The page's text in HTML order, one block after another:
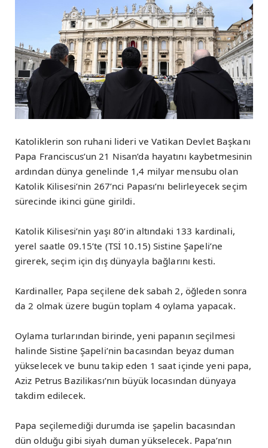
Katoliklerin son ruhani lideri ve Vatikan Devlet Başkanı
Papa Franciscus’un 21 Nisan’da hayatını kaybetmesinin
ardından dünya genelinde 1,4 milyar mensubu olan
Katolik Kilisesi’nin 267’nci Papası’nı belirleyecek seçim
sürecinde ikinci güne girildi.
Katolik Kilisesi’nin yaşı 80’in altındaki 133 kardinali,
yerel saatle 09.15’te (TSİ 10.15) Sistine Şapeli’ne
girerek, seçim için dış dünyayla bağlarını kesti.
Kardinaller, Papa seçilene dek sabah 2, öğleden sonra
da 2 olmak üzere bugün toplam 4 oylama yapacak.
Oylama turlarından birinde, yeni papanın seçilmesi
halinde Sistine Şapeli’nin bacasından beyaz duman
yükselecek ve bunu takip eden 1 saat içinde yeni papa,
Aziz Petrus Bazilikası’nın büyük locasından dünyaya
takdim edilecek.
Papa seçilemediği durumda ise şapelin bacasından
dün olduğu gibi siyah duman yükselecek. Papa’nın